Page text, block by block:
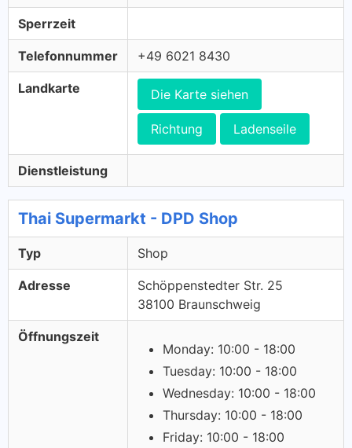
Sperrzeit
Telefonnummer +49 6021 8430
Landkarte Die Karte siehen
Richtung Ladenseile
Dienstleistung
Thai Supermarkt - DPD Shop
Typ Shop
Adresse
Schöppenstedter Str. 25
38100 Braunschweig
Öffnungszeit
Monday: 10:00 - 18:00
Tuesday: 10:00 - 18:00
Wednesday: 10:00 - 18:00
Thursday: 10:00 - 18:00
Friday: 10:00 - 18:00